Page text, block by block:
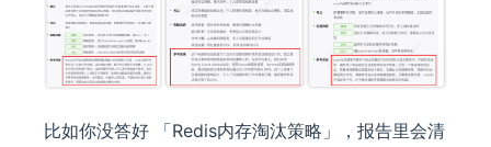
比如你没答好 「Redis内存淘汰策略」，报告里会清